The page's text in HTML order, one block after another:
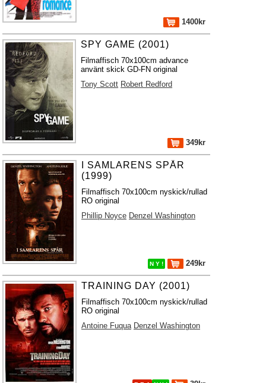
1400kr
SPY GAME (2001)
Filmaffisch 70x100cm advance
använt skick GD-FN original
Tony Scott Robert Redford
349kr
I SAMLARENS SPÅR
(1999)
Filmaffisch 70x100cm nyskick/rullad
RO original
Phillip Noyce Denzel Washington
N Y ! 249kr
TRAINING DAY (2001)
Filmaffisch 70x100cm nyskick/rullad
RO original
Antoine Fuqua Denzel Washington